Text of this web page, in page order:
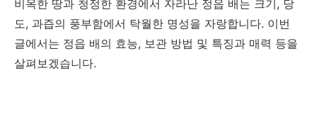
비옥한 땅과 청정한 환경에서 자라난 정읍 배는 크기, 당
도, 과즙의 풍부함에서 탁월한 명성을 자랑합니다. 이번
글에서는 정읍 배의 효능, 보관 방법 및 특징과 매력 등을
살펴보겠습니다.